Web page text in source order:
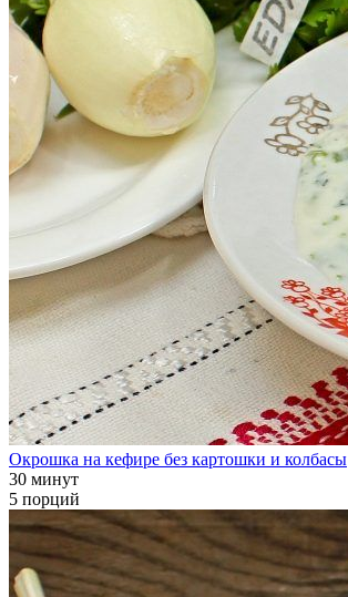
Окрошка на кефире без картошки и колбасы
30 минут
5 порций